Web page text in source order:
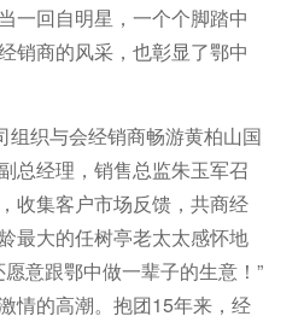
一回自明星，一个个脚踏中
销商的风采，也彰显了鄂中
组织与会经销商畅游黄柏山国
总经理，销售总监朱玉军召
收集客户市场反馈，共商经
最大的任树亭老太太感怀地
意跟鄂中做一辈子的生意！”
情的高潮。抱团15年来，经